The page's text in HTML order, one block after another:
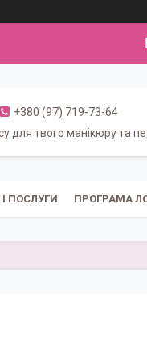
+380 (97) 719-73-64
для твого манікюру та
ПОСЛУГИ ПРОГРАМА